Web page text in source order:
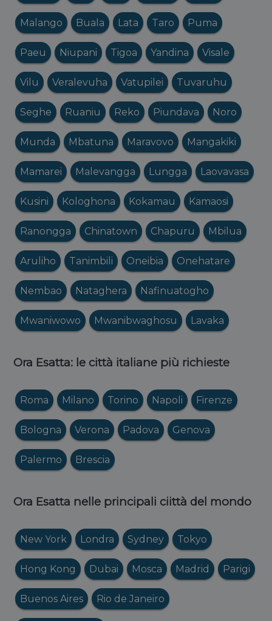
Malango Buala Lata Taro Puma
Paeu Niupani Tigoa Yandina Visale
Vilu Veralevuha Vatupilei Tuvaruhu
Seghe Ruaniu Reko Piundava Noro
Munda Mbatuna Maravovo Mangakiki
Mamarei Malevangga Lungga Laovavasa
Kusini Kologhona Kokamau Kamaosi
Ranongga Chinatown Chapuru Mbilua
Aruliho Tanimbili Oneibia Onehatare
Nembao Nataghera Nafinuatogho
Mwaniwowo Mwanibwaghosu Lavaka
Ora Esatta: le città italiane più richieste
Roma Milano Torino Napoli Firenze
Bologna Verona Padova Genova
Palermo Brescia
Ora Esatta nelle principali ciittà del mondo
New York Londra Sydney Tokyo
Hong Kong Dubai Mosca Madrid Parigi
Buenos Aires Rio de Janeiro